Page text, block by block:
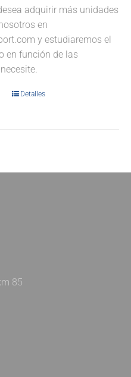
adquirir más unidades
en
y estudiaremos el
en función de las
Detalles
85